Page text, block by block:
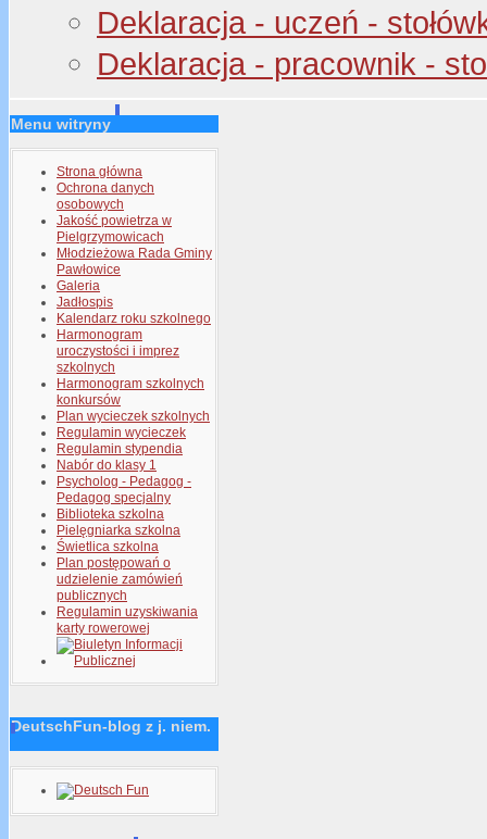
Deklaracja - uczeń -
Deklaracja - pracownik -
Menu witryny
Strona główna
Ochrona danych
osobowych
Jakość powietrza w
Pielgrzymowicach
Młodzieżowa Rada Gminy
Pawłowice
Galeria
Jadłospis
Kalendarz roku szkolnego
Harmonogram
uroczystości i imprez
szkolnych
Harmonogram szkolnych
konkursów
Plan wycieczek szkolnych
Regulamin wycieczek
Regulamin stypendia
Nabór do klasy 1
Psycholog - Pedagog -
Pedagog specjalny
Biblioteka szkolna
Pielęgniarka szkolna
Świetlica szkolna
Plan postępowań o
udzielenie zamówień
publicznych
Regulamin uzyskiwania
karty rowerowej
DeutschFun-blog z j. niem.